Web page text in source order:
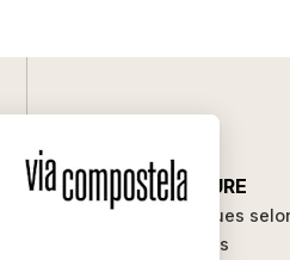
SUR-MESURE
Des séjours uniques
vos envies